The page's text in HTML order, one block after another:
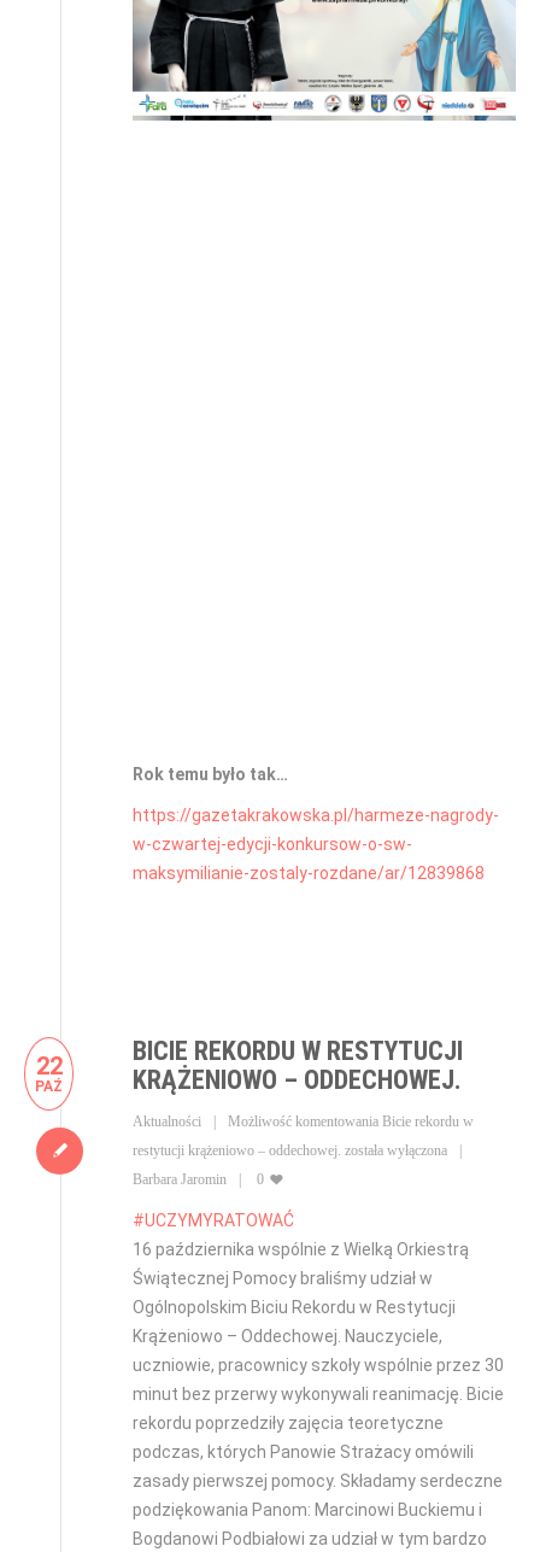
Rok temu było tak…
https://gazetakrakowska.pl/harmeze-nagrody-
w-czwartej-edycji-konkursow-o-sw-
maksymilianie-zostaly-rozdane/ar/12839868
22
PAŹ
BICIE REKORDU W RESTYTUCJI
KRĄŻENIOWO – ODDECHOWEJ.
Aktualności Możliwość komentowania Bicie rekordu w
restytucji krążeniowo – oddechowej. została wyłączona
Barbara Jaromin
0
#UCZYMYRATOWAĆ
16 października wspólnie z Wielką Orkiestrą
Świątecznej Pomocy braliśmy udział w
Ogólnopolskim Biciu Rekordu w Restytucji
Krążeniowo – Oddechowej. Nauczyciele,
uczniowie, pracownicy szkoły wspólnie przez 30
minut bez przerwy wykonywali reanimację. Bicie
rekordu poprzedziły zajęcia teoretyczne
podczas, których Panowie Strażacy omówili
zasady pierwszej pomocy. Składamy serdeczne
podziękowania Panom: Marcinowi Buckiemu i
Bogdanowi Podbiałowi za udział w tym bardzo